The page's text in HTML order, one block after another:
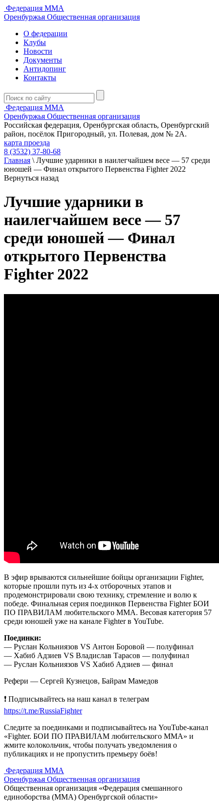
Федерация ММА
Оренбуржья Общественная организация
О федерации
Клубы
Новости
Документы
Антидопинг
Контакты
Федерация ММА
Оренбуржья Общественная организация
Российская федерация, Оренбургская область, Оренбургский
район, посёлок Пригородный, ул. Полевая, дом № 2А.
карта проезда
8 (3532) 37-80-68
Главная \ Лучшие ударники в наилегчайшем весе — 57 среди
юношей — Финал открытого Первенства Fighter 2022
Вернуться назад
Лучшие ударники в
наилегчайшем весе — 57
среди юношей — Финал
открытого Первенства
Fighter 2022
В эфир врываются сильнейшие бойцы организации Fighter,
которые прошли путь из 4-х отборочных этапов и
продемонстрировали свою технику, стремление и волю к
победе. Финальная серия поединков Первенства Fighter БОИ
ПО ПРАВИЛАМ любительского ММА. Весовая категория 57
среди юношей уже на канале Fighter в YouTube.
Поединки:
— Руслан Кольниязов VS Антон Боровой — полуфинал
— Хабиб Адзиев VS Владислав Тарасов — полуфинал
— Руслан Кольниязов VS Хабиб Адзиев — финал
Рефери — Сергей Кузнецов, Байрам Мамедов
❗️ Подписывайтесь на наш канал в телеграм
https://t.me/RussiaFighter
Следите за поединками и подписывайтесь на YouTube-канал
«Fighter. БОИ ПО ПРАВИЛАМ любительского ММА» и
жмите колокольчик, чтобы получать уведомления о
публикациях и не пропустить премьеру боёв!
Федерация ММА
Оренбуржья Общественная организация
Общественная организация «Федерация смешанного
единоборства (ММА) Оренбургской области»